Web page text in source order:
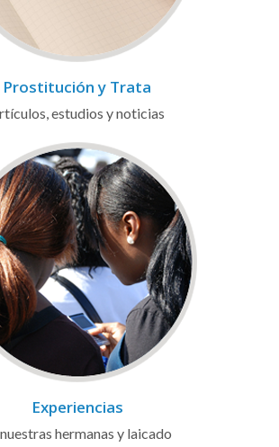
Prostitución y Trata
estudios y noticias
Experiencias
hermanas y laicado